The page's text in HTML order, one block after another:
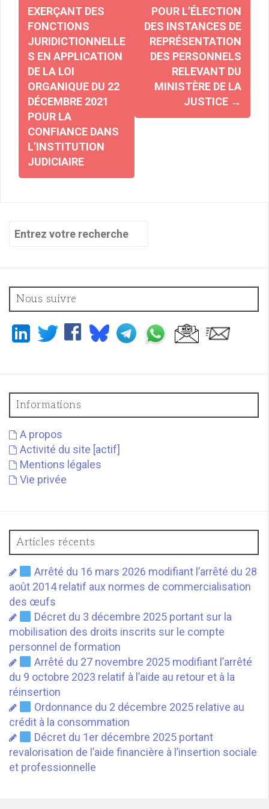
EXERÇANT DES
FONCTIONS
JURIDICTIONNELLE
S EN APPLICATION
DE LA LOI
ORGANIQUE DU 22
DÉCEMBRE 2021
POUR LA
CONFIANCE DANS
L’INSTITUTION
JUDICIAIRE
POUR L’ÉLECTION
DES INSTANCES DE
REPRÉSENTATION
DES PERSONNELS
RELEVANT DU
MINISTÈRE DE LA
JUSTICE →
Recherche
Nous suivre
Informations
A propos
Activité du site [actif]
Mentions légales
Vie privée
Articles récents
Arrêté du 16 mars 2026 modifiant l’arrêté du 28
août 2014 relatif aux normes de commercialisation
des œufs
Décret du 3 décembre 2025 portant sur la
mobilisation des droits inscrits sur le compte
personnel de formation
Arrêté du 27 novembre 2025 modifiant l’arrêté
du 9 octobre 2023 relatif à l’aide au retour et à la
réinsertion
Ordonnance du 2 décembre 2025 relative au
crédit à la consommation
Décret du 1er décembre 2025 portant
revalorisation de l’aide financière à l’insertion sociale
et professionnelle